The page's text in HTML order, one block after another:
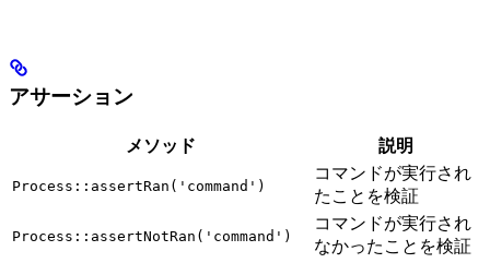
アサーション
メソッド 説明
Process::assertRan('command')
コマンドが実行され
たことを検証
Process::assertNotRan('command')
コマンドが実行され
なかったことを検証